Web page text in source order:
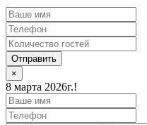
Отправить
×
8 марта 2026г.!